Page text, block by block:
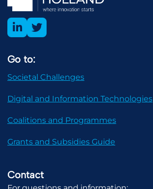
Go to:
Societal Challenges
Digital and Information Technologies
Coalitions and Programmes
Grants and Subsidies Guide
Contact